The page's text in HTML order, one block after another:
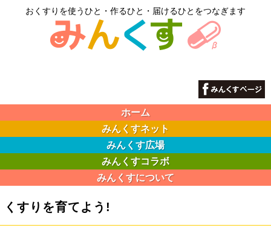
おくすりを使うひと・作るひと・届けるひとをつなぎます
ホーム
みんくすネット
みんくす広場
みんくすコラボ
みんくすについて
くすりを育てよう!